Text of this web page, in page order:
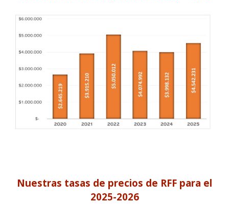
Nuestras tasas de precios de RFF para el
2025-2026